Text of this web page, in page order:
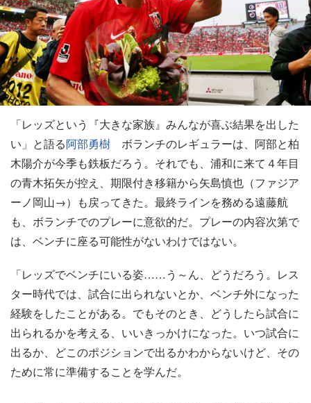
「レッズという『大きな家族』みんなが喜ぶ結果を出した
い」と語る阿部勇樹 ボランチのレギュラーは、阿部と柏
木陽介が今季も鉄板だろう。それでも、浦和に来て４年目
の青木拓矢が控え、期限付き移籍から矢島慎也（ファジア
ーノ岡山→）も戻ってきた。最終ラインを務める遠藤航
も、ボランチでのプレーに意欲的だ。プレーの内容次第で
は、ベンチに座る可能性がないわけではない。
「レッズでベンチにいる姿……う～ん、どうだろう。レス
ター時代では、試合に出られないとか、ベンチ外になった
経験をしたことがある。でもそのとき、どうしたら試合に
出られるかを考える、いいきっかけになった。いつ試合に
出るか、どこのポジションで出るかわからないけど、その
ために常に準備することを学んだ。